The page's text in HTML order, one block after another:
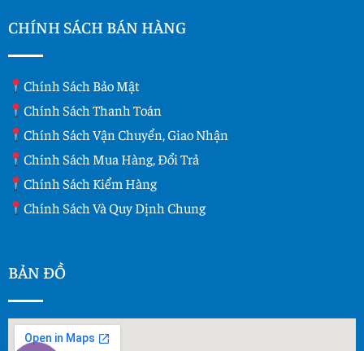
CHÍNH SÁCH BÁN HÀNG
Chính Sách Bảo Mật
Chính Sách Thanh Toán
Chính Sách Vận Chuyển, Giao Nhận
Chính Sách Mua Hàng, Đổi Trả
Chính Sách Kiểm Hàng
Chính Sách Và Quy Dịnh Chung
BẢN ĐỒ